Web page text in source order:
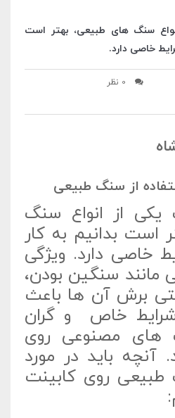
سنگ های طبیعی، بهتر است
خاصی دارد.
0 نظر
از سنگ طبیعی
یکی از انواع سنگ
است بدانیم به کار
خاصی دارد. ویژگی
سنگین بودن،
برش آن ها باعث
خاص و گران
مصنوعی روی
باید در مورد
طبیعی روی کابینت